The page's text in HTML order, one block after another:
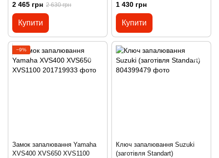
2 465 грн 2 630 грн
Купити
1 430 грн
Купити
−9%
Замок запалювання Yamaha
XVS400 XVS650 XVS1100
Ключ запалювання Suzuki
(заготівля Standart)